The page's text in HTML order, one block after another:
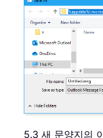
5.3 새 문양지의